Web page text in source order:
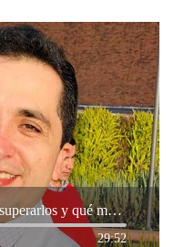
Dolores de espalda: ¿cómo superarlos y qué medidas tomar para no padecerlos?
29:52